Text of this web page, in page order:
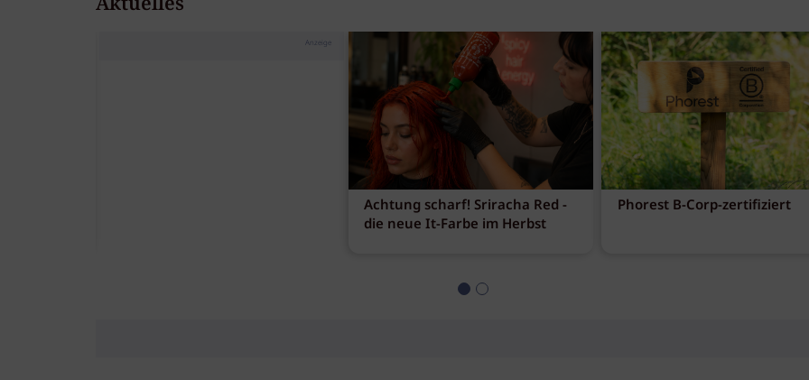
Anzeige
Achtung scharf! Sriracha Red -
die neue It-Farbe im Herbst
Phorest B-Corp-zertifiziert